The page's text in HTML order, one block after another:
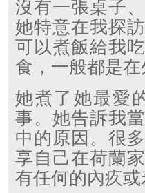
沒有一張桌子
她特意在我探
可以煮飯給我
食，一般都是
她煮了她最愛
事。她告訴我
中的原因。很
享自己在荷蘭
有任何的內疚